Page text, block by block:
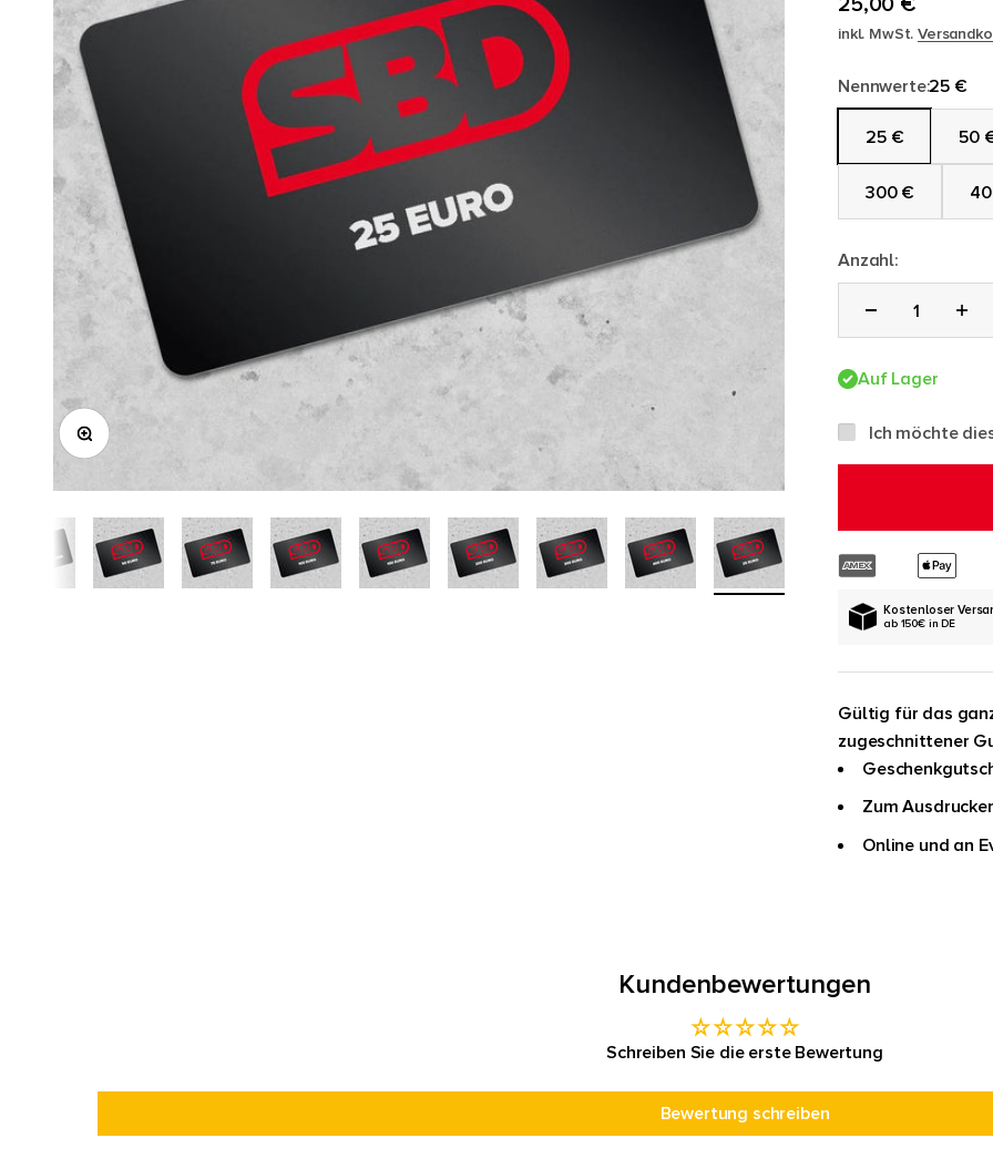
Bild vergrößern
inkl. MwSt.
Nennwerte:25 €
25 € 50
300 €
Anzahl:
Auf Lager
Ich möchte
Kostenloser
ab 150€ in DE
Gültig für das
zugeschnittener
Zum
Online und an
Kundenbewertungen
Schreiben Sie die erste Bewertung
Bewertung schreiben